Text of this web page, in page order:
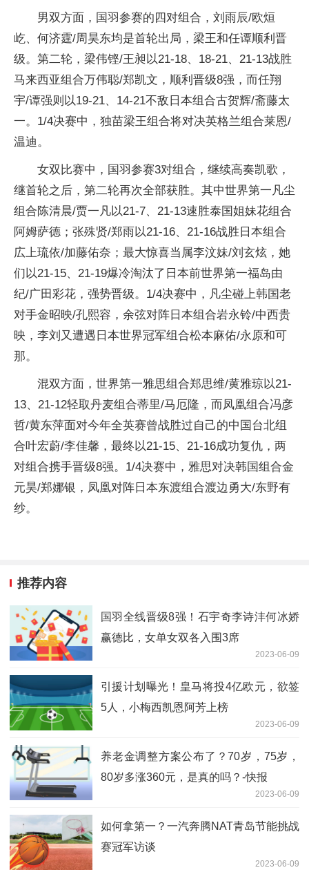
男双方面，国羽参赛的四对组合，刘雨辰/欧烜
屹、何济霆/周昊东均是首轮出局，梁王和任谭顺利晋
级。第二轮，梁伟铿/王昶以21-18、18-21、21-13战胜
马来西亚组合万伟聪/郑凯文，顺利晋级8强，而任翔
宇/谭强则以19-21、14-21不敌日本组合古贺辉/斋藤太
一。1/4决赛中，独苗梁王组合将对决英格兰组合莱恩/
温迪。
女双比赛中，国羽参赛3对组合，继续高奏凯歌，
继首轮之后，第二轮再次全部获胜。其中世界第一凡尘
组合陈清晨/贾一凡以21-7、21-13速胜泰国姐妹花组合
阿姆萨德；张殊贤/郑雨以21-16、21-16战胜日本组合
広上琉依/加藤佑奈；最大惊喜当属李汶妹/刘玄炫，她
们以21-15、21-19爆冷淘汰了日本前世界第一福岛由
纪/广田彩花，强势晋级。1/4决赛中，凡尘碰上韩国老
对手金昭映/孔熙容，余弦对阵日本组合岩永铃/中西贵
映，李刘又遭遇日本世界冠军组合松本麻佑/永原和可
那。
混双方面，世界第一雅思组合郑思维/黄雅琼以21-
13、21-12轻取丹麦组合蒂里/马厄隆，而凤凰组合冯彦
哲/黄东萍面对今年全英赛曾战胜过自己的中国台北组
合叶宏蔚/李佳馨，最终以21-15、21-16成功复仇，两
对组合携手晋级8强。1/4决赛中，雅思对决韩国组合金
元昊/郑娜银，凤凰对阵日本东渡组合渡边勇大/东野有
纱。
推荐内容
国羽全线晋级8强！石宇奇李诗沣何冰娇
赢德比，女单女双各入围3席
2023-06-09
引援计划曝光！皇马将投4亿欧元，欲签
5人，小梅西凯恩阿芳上榜
2023-06-09
养老金调整方案公布了？70岁，75岁，
80岁多涨360元，是真的吗？-快报
2023-06-09
如何拿第一？一汽奔腾NAT青岛节能挑战
赛冠军访谈
2023-06-09